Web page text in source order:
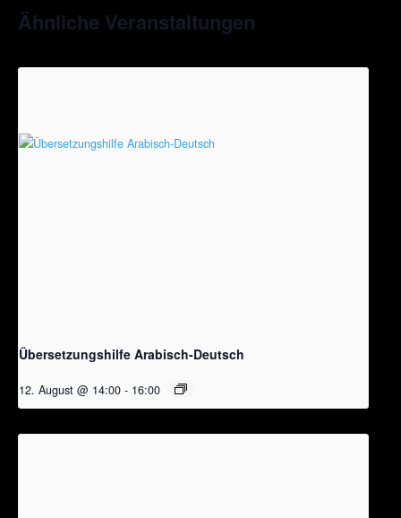
Ähnliche Veranstaltungen
Übersetzungshilfe Arabisch-Deutsch
12. August @ 14:00 - 16:00